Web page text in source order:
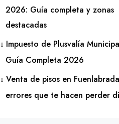
2026: Guía completa y zonas
destacadas
Impuesto de Plusvalía
Guía Completa 2026
Venta de pisos en
errores que te hacen perder